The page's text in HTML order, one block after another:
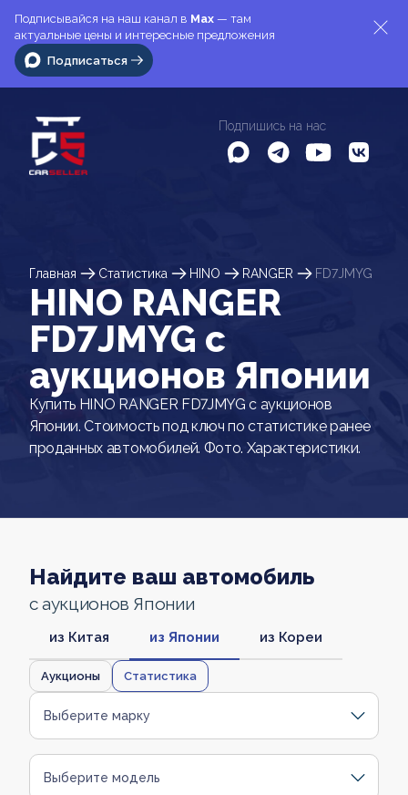
Подписывайся на наш канал в Max — там
актуальные цены и интересные предложения
Подписаться
Подпишись на нас
Главная Статистика HINO RANGER FD7JMYG
HINO RANGER
FD7JMYG c
аукционов Японии
Купить HINO RANGER FD7JMYG с аукционов
Японии. Стоимость под ключ по статистике ранее
проданных автомобилей. Фото. Характеристики.
Найдите ваш автомобиль
с аукционов Японии
из Китая из Японии из Кореи
Аукционы Статистика
Выберите марку
Выберите модель